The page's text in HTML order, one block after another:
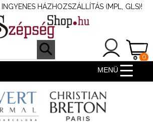
HÁZHOZSZÁLLÍTÁS (MPL, GLS)!
0
MENÜ